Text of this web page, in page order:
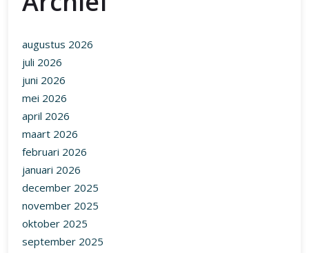
juni 2026
april 2026
maart 2026
februari 2026
januari 2026
december 2025
november 2025
oktober 2025
september 2025
augustus 2025
juli 2025
juni 2025
mei 2025